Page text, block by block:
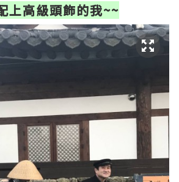
上高級頭飾的我~~